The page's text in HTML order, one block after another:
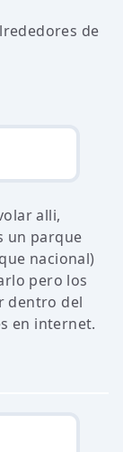
de
alli,
un parque
nacional)
pero los
dentro del
en internet.